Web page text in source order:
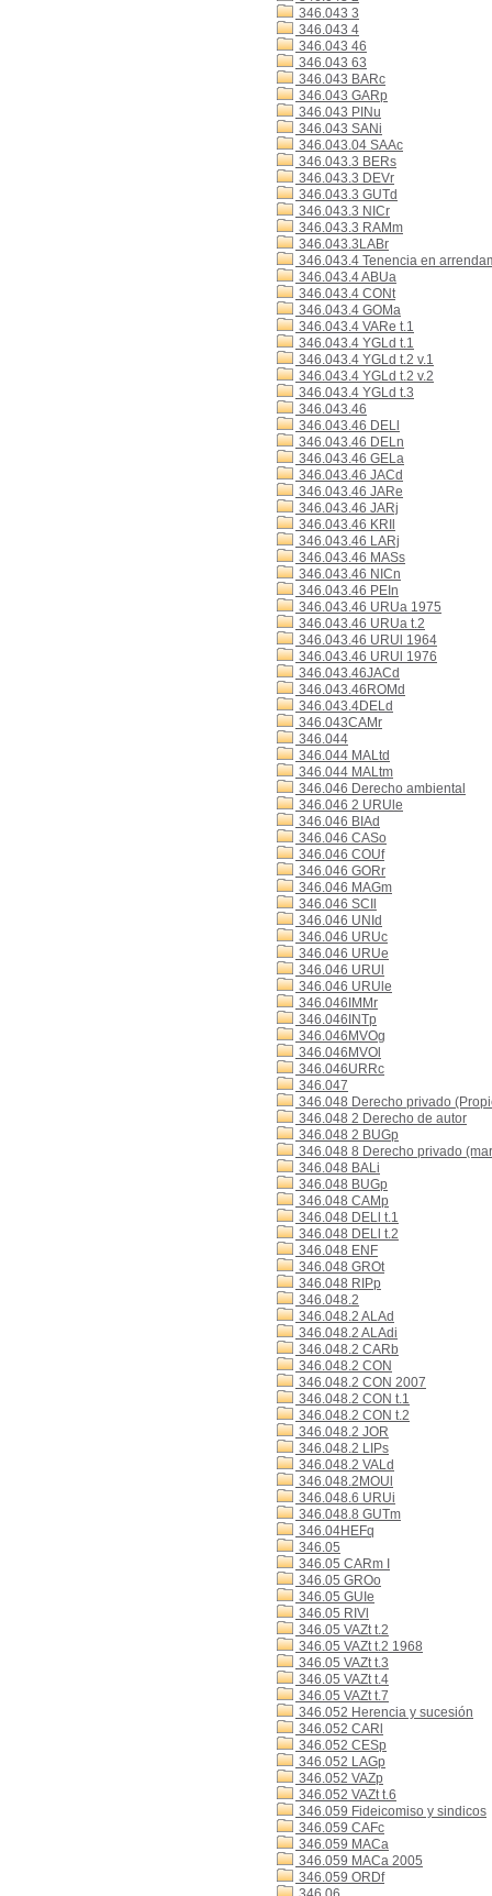
346.043 3
346.043 4
346.043 46
346.043 63
346.043 BARc
346.043 GARp
346.043 PINu
346.043 SANi
346.043.04 SAAc
346.043.3 BERs
346.043.3 DEVr
346.043.3 GUTd
346.043.3 NICr
346.043.3 RAMm
346.043.3LABr
346.043.4 Tenencia en
346.043.4 ABUa
346.043.4 CONt
346.043.4 GOMa
346.043.4 VARe t.1
346.043.4 YGLd t.1
346.043.4 YGLd t.2 v.1
346.043.4 YGLd t.2 v.2
346.043.4 YGLd t.3
346.043.46
346.043.46 DELl
346.043.46 DELn
346.043.46 GELa
346.043.46 JACd
346.043.46 JARe
346.043.46 JARj
346.043.46 KRIl
346.043.46 LARj
346.043.46 MASs
346.043.46 NICn
346.043.46 PEIn
346.043.46 URUa 1975
346.043.46 URUa t.2
346.043.46 URUl 1964
346.043.46 URUl 1976
346.043.46JACd
346.043.46ROMd
346.043.4DELd
346.043CAMr
346.044
346.044 MALtd
346.044 MALtm
346.046 Derecho ambiental
346.046 2 URUle
346.046 BIAd
346.046 CASo
346.046 COUf
346.046 GORr
346.046 MAGm
346.046 SCIl
346.046 UNId
346.046 URUc
346.046 URUe
346.046 URUl
346.046 URUle
346.046IMMr
346.046INTp
346.046MVOg
346.046MVOl
346.046URRc
346.047
346.048 Derecho privado
346.048 2 Derecho de autor
346.048 2 BUGp
346.048 8 Derecho privado
346.048 BALi
346.048 BUGp
346.048 CAMp
346.048 DELl t.1
346.048 DELl t.2
346.048 ENF
346.048 GROt
346.048 RIPp
346.048.2
346.048.2 ALAd
346.048.2 ALAdi
346.048.2 CARb
346.048.2 CON
346.048.2 CON 2007
346.048.2 CON t.1
346.048.2 CON t.2
346.048.2 JOR
346.048.2 LIPs
346.048.2 VALd
346.048.2MOUl
346.048.6 URUi
346.048.8 GUTm
346.04HEFq
346.05
346.05 CARm I
346.05 GROo
346.05 GUIe
346.05 RIVl
346.05 VAZt t.2
346.05 VAZt t.2 1968
346.05 VAZt t.3
346.05 VAZt t.4
346.05 VAZt t.7
346.052 Herencia y sucesión
346.052 CARl
346.052 CESp
346.052 LAGp
346.052 VAZp
346.052 VAZt t.6
346.059 Fideicomiso y sindicos
346.059 CAFc
346.059 MACa
346.059 MACa 2005
346.059 ORDf